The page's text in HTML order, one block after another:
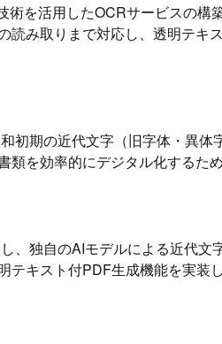
を活用したOCRサービスの
読み取りまで対応し、透明テ
初期の近代文字（旧字体・異
を効率的にデジタル化するた
、独自のAIモデルによる近代
キスト付PDF生成機能を実装